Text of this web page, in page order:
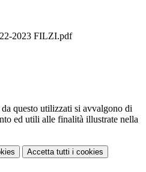
2023 FILZI.pdf
questo utilizzati si avvalgono di
ed utili alle finalità illustrate nella
Accetta tutti i cookies